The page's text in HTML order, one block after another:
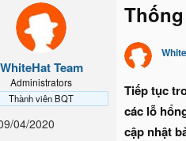
WhiteHat Team
Administrators
Thành viên BQT
04/2020
Tiếp tục
các lỗ
cập nhật